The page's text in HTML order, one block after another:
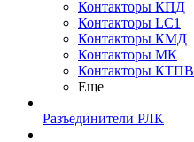
Контакторы КПД
Контакторы LC1
Контакторы КМД
Контакторы МК
Контакторы КТПВ
Еще
Разъединители РЛК